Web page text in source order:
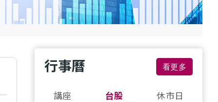
行事曆 看更多
講座 台股 休市日